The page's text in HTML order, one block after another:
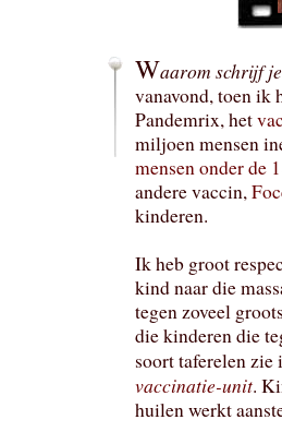
Waarom schrijf
vanavond, toen ik
Pandemrix, het
miljoen mensen
mensen onder de
andere vaccin,
kinderen.
Ik heb groot
kind naar die
tegen zoveel
die kinderen die
soort taferelen
vaccinatie-unit.
huilen werkt